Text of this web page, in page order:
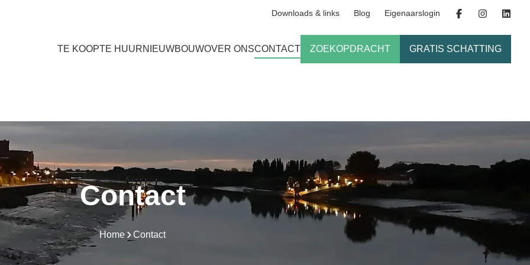
Downloads & links Blog Eigenaarslogin
TE KOOPTE HUURNIEUWBOUWOVER ONSCONTACT ZOEKOPDRACHT GRATIS SCHATTING
Contact
Home Contact